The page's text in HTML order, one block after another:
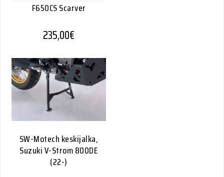
F650CS Scarver
235,00€
SW-Motech keskijalka,
Suzuki V-Strom 800DE
(22-)